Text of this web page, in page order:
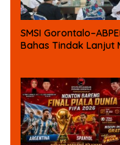
SMSI
Bahas Tindak Lanjut